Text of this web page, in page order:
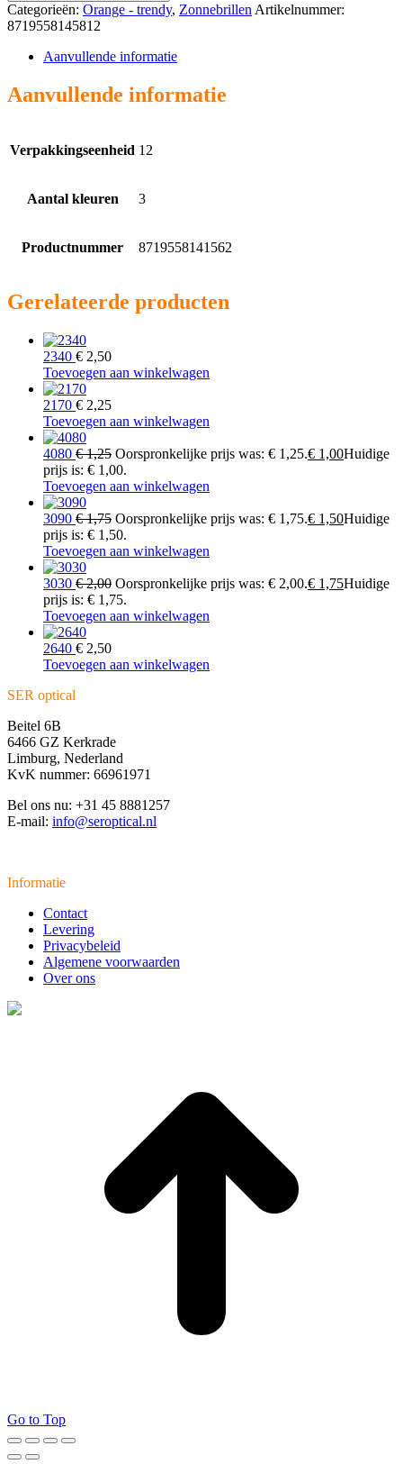
Categorieën: Orange - trendy, Zonnebrillen Artikelnummer:
8719558145812
Aanvullende informatie
Aanvullende informatie
Verpakkingseenheid 12
Aantal kleuren 3
Productnummer 8719558141562
Gerelateerde producten
2340 € 2,50
Toevoegen aan winkelwagen
2170 € 2,25
Toevoegen aan winkelwagen
4080 €1,25 Oorspronkelijke prijs was: € 1,25.€ 1,00Huidige
prijs is: € 1,00.
Toevoegen aan winkelwagen
3090 €1,75 Oorspronkelijke prijs was: € 1,75.€ 1,50Huidige
prijs is: € 1,50.
Toevoegen aan winkelwagen
3030 €2,00 Oorspronkelijke prijs was: € 2,00.€ 1,75Huidige
prijs is: € 1,75.
Toevoegen aan winkelwagen
2640 € 2,50
Toevoegen aan winkelwagen
SER optical
Beitel 6B
6466 GZ Kerkrade
Limburg, Nederland
KvK nummer: 66961971
Bel ons nu: +31 45 8881257
E-mail: info@seroptical.nl
Informatie
Contact
Levering
Privacybeleid
Algemene voorwaarden
Over ons
Go to Top